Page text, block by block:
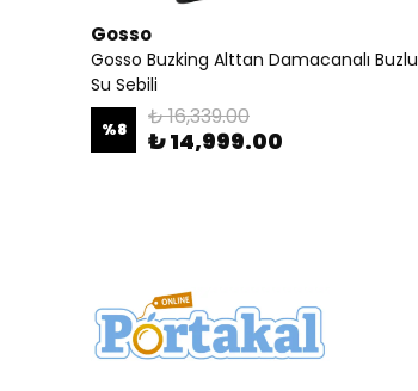
Gosso
Gosso Buzking Alttan Damacanalı Buzlu
Su Sebili
%8 ₺ 16,339.00
₺ 14,999.00